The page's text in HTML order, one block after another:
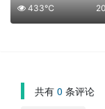
433℃
共有 0 条评论